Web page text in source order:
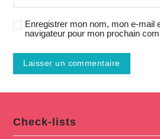
Enregistrer mon nom, mon e-mail
navigateur pour mon prochain
Check-lists